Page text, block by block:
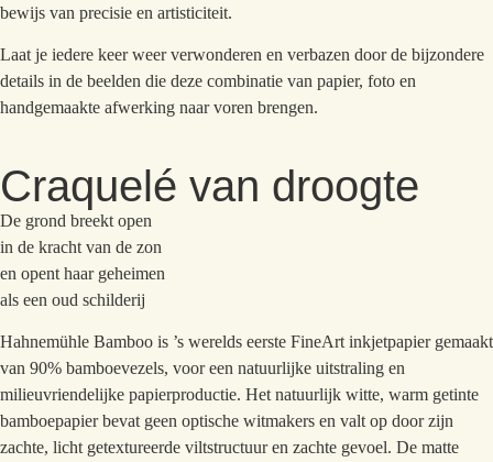
bewijs van precisie en artisticiteit.
Laat je iedere keer weer verwonderen en verbazen door de bijzondere
details in de beelden die deze combinatie van papier, foto en
handgemaakte afwerking naar voren brengen.
Craquelé van droogte
De grond breekt open
in de kracht van de zon
en opent haar geheimen
als een oud schilderij
Hahnemühle Bamboo is ’s werelds eerste FineArt inkjetpapier gemaakt
van 90% bamboevezels, voor een natuurlijke uitstraling en
milieuvriendelijke papierproductie. Het natuurlijk witte, warm getinte
bamboepapier bevat geen optische witmakers en valt op door zijn
zachte, licht getextureerde viltstructuur en zachte gevoel. De matte